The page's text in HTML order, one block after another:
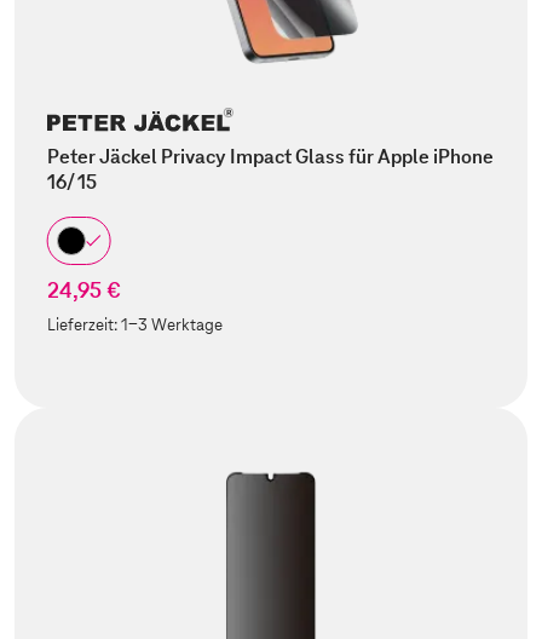
Peter Jäckel Privacy Impact Glass für Apple iPhone
16/ 15
24,95 €
Lieferzeit:1-3 Werktage